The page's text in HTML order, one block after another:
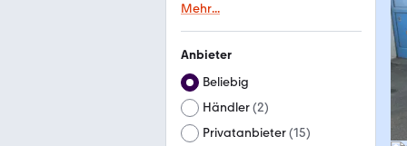
Mehr...
Anbieter
Beliebig
Händler(2)
Privatanbieter(15)